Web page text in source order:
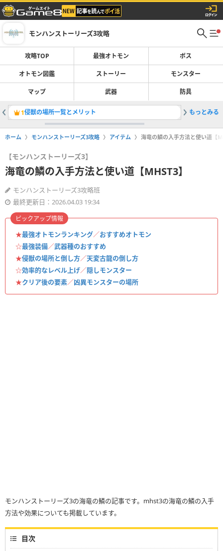
モンハンストーリーズ3攻略
攻略TOP 最強オトモン ボス
オトモン図鑑 ストーリー モンスター
マップ 武器 防具
1侵獣の場所一覧とメリット 2最強オ
もっとみる
ホーム モンハンストーリーズ3攻略 アイテム 海竜の鱗の入手方法と使い道【
【モンハンストーリーズ3】
海竜の鱗の入手方法と使い道【MHST3】
モンハンストーリーズ3攻略班
最終更新日：2026.04.03 19:34
★最強オトモンランキング／おすすめオトモン
☆最強装備／武器種のおすすめ
★侵獣の場所と倒し方／天変古龍の倒し方
☆効率的なレベル上げ／隠しモンスター
★クリア後の要素／凶異モンスターの場所
ピックアップ情報
モンハンストーリーズ3の海竜の鱗の記事です。mhst3の海竜の鱗の入手
方法や効果についても掲載しています。
目次